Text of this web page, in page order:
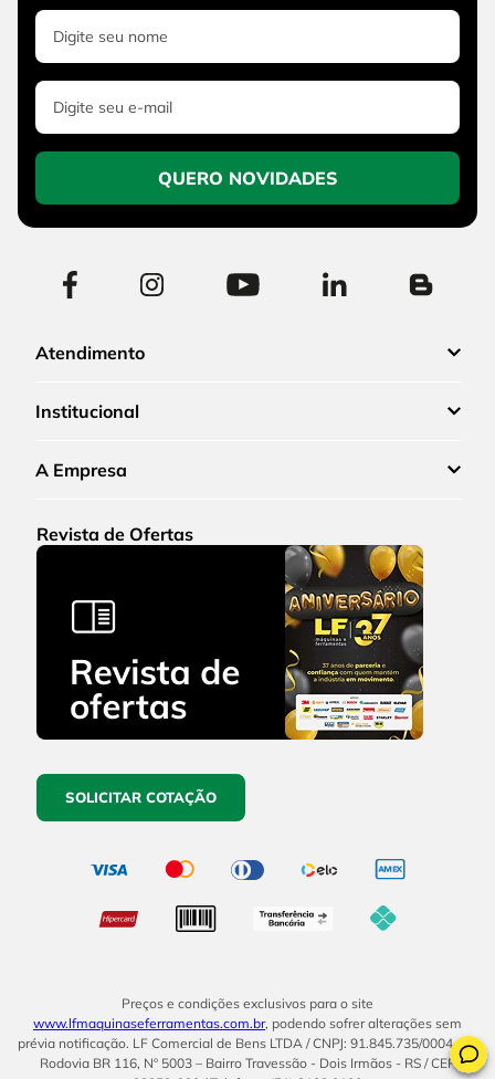
QUERO NOVIDADES
Atendimento
Institucional
A Empresa
Revista de Ofertas
SOLICITAR COTAÇÃO
Preços e condições exclusivos para o site
www.lfmaquinaseferramentas.com.br, podendo sofrer alterações sem
prévia notificação. LF Comercial de Bens LTDA / CNPJ: 91.845.735/0004-14.
Rodovia BR 116, Nº 5003 – Bairro Travessão - Dois Irmãos - RS / CEP